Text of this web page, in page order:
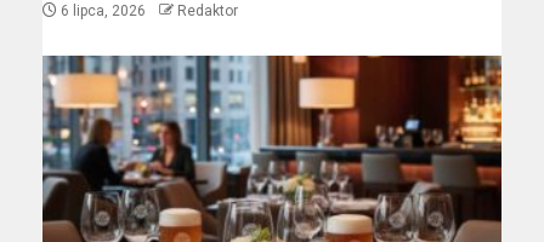
6 lipca, 2026 Redaktor